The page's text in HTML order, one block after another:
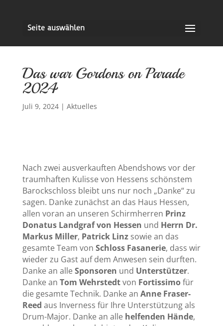
Seite auswählen
Das war Gordons on Parade
2024
Juli 9, 2024| Aktuelles
Nach zwei ausverkauften Abendshows vor der
traumhaften Kulisse von Hessens schönstem
Barockschloss bleibt uns nur noch „Danke“ zu
sagen. Danke zunächst an das Haus Hessen,
allen voran an unseren Schirmherren Prinz
Donatus Landgraf von Hessen und Herrn Dr.
Markus Miller, Patrick Linz sowie an das
gesamte Team von Schloss Fasanerie, dass wir
wieder zu Gast auf dem Anwesen sein durften.
Danke an alleSponsoren und Unterstützer.
Danke an Tom Wehrstedtvon Fortissimofür
die gesamte Technik. Danke an Anne Fraser-
Reed aus Inverness für Ihre Unterstützung als
Drum-Major. Danke an alle helfenden Hände,